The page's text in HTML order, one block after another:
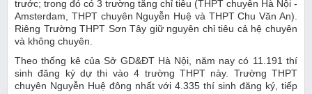
trước; trong đó có 3 trường tăng chỉ tiêu (THPT chuyên Hà Nội -
Amsterdam, THPT chuyên Nguyễn Huệ và THPT Chu Văn An).
Riêng Trường THPT Sơn Tây giữ nguyên chỉ tiêu cả hệ chuyên
và không chuyên.
Theo thống kê của Sở GD&ĐT Hà Nội, năm nay có 11.191 thí
sinh đăng ký dự thi vào 4 trường THPT này. Trường THPT
chuyên Nguyễn Huệ đông nhất với 4.335 thí sinh đăng ký, tiếp